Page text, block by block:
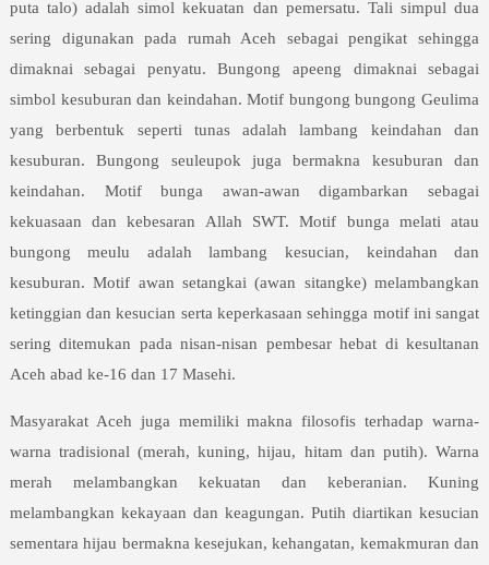
puta talo) adalah simol kekuatan dan pemersatu. Tali simpul dua
sering digunakan pada rumah Aceh sebagai pengikat sehingga
dimaknai sebagai penyatu. Bungong apeeng dimaknai sebagai
simbol kesuburan dan keindahan. Motif bungong bungong Geulima
yang berbentuk seperti tunas adalah lambang keindahan dan
kesuburan. Bungong seuleupok juga bermakna kesuburan dan
keindahan. Motif bunga awan-awan digambarkan sebagai
kekuasaan dan kebesaran Allah SWT. Motif bunga melati atau
bungong meulu adalah lambang kesucian, keindahan dan
kesuburan. Motif awan setangkai (awan sitangke) melambangkan
ketinggian dan kesucian serta keperkasaan sehingga motif ini sangat
sering ditemukan pada nisan-nisan pembesar hebat di kesultanan
Aceh abad ke-16 dan 17 Masehi.
Masyarakat Aceh juga memiliki makna filosofis terhadap warna-
warna tradisional (merah, kuning, hijau, hitam dan putih). Warna
merah melambangkan kekuatan dan keberanian. Kuning
melambangkan kekayaan dan keagungan. Putih diartikan kesucian
sementara hijau bermakna kesejukan, kehangatan, kemakmuran dan